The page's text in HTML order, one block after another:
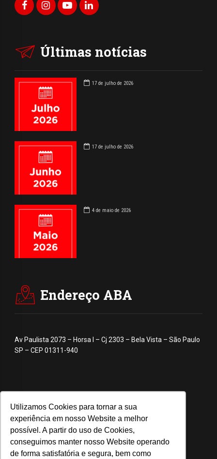
Utilizamos Cookies para tornar a sua
experiência em nosso Website a melhor
possível. A partir do uso de Cookies,
conseguimos manter nosso Website operando
de forma satisfatória e segura, bem como
Últimas notícias
17 de julho de 2026
17 de julho de 2026
4 de maio de 2026
Endereço ABA
Av Paulista 2073 – Horsa I – Cj 2303 – Bela Vista – São Paulo
SP – CEP 01311-940